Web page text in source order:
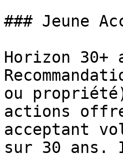
### Jeune
Horizon 30+
ou
actions
acceptant
sur 30 ans.